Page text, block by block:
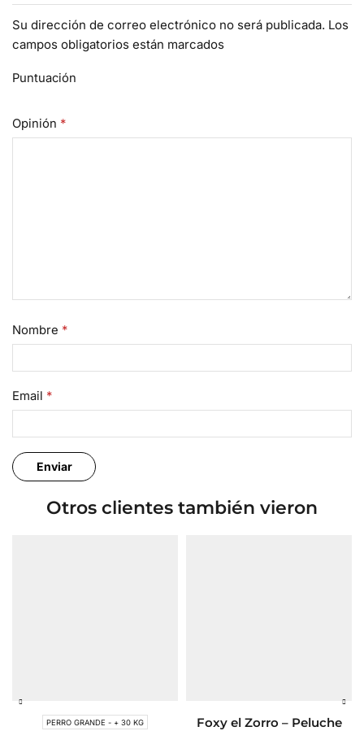
Su dirección de correo electrónico no será publicada. Los
campos obligatorios están marcados
Puntuación
Opinión *
Nombre *
Email *
Otros clientes también vieron
PERRO GRANDE - + 30 KG
Foxy el Zorro – Peluche